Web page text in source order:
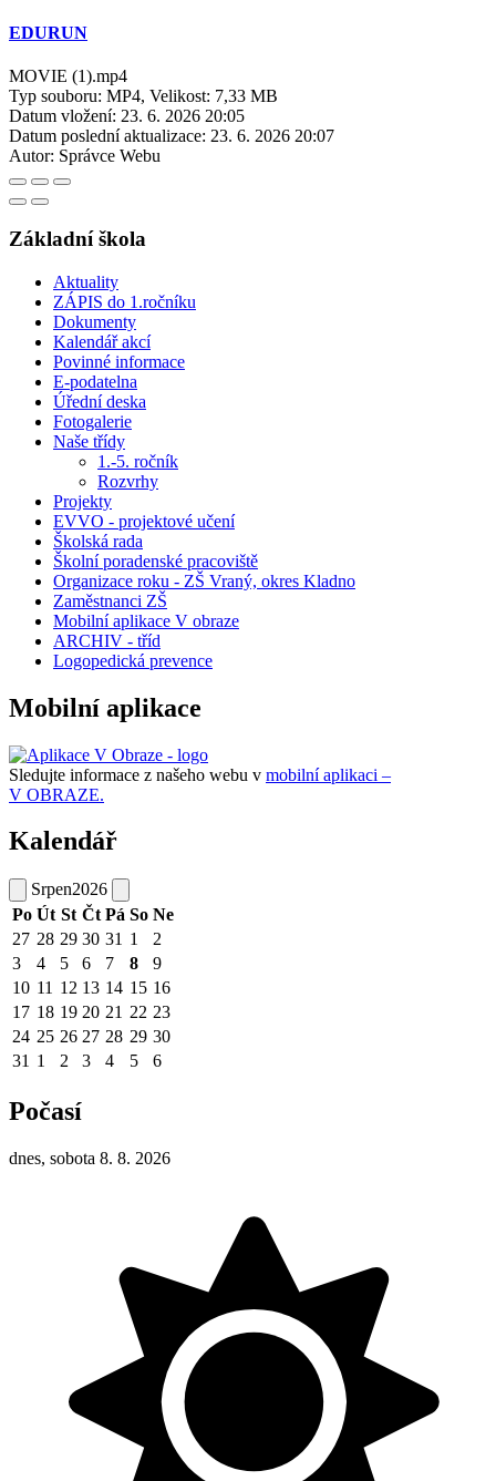
EDURUN
MOVIE (1).mp4
Typ souboru: MP4, Velikost: 7,33 MB
Datum vložení: 23. 6. 2026 20:05
Datum poslední aktualizace: 23. 6. 2026 20:07
Autor: Správce Webu
Základní škola
Aktuality
ZÁPIS do 1.ročníku
Dokumenty
Kalendář akcí
Povinné informace
E-podatelna
Úřední deska
Fotogalerie
Naše třídy
1.-5. ročník
Rozvrhy
Projekty
EVVO - projektové učení
Školská rada
Školní poradenské pracoviště
Organizace roku - ZŠ Vraný, okres Kladno
Zaměstnanci ZŠ
Mobilní aplikace V obraze
ARCHIV - tříd
Logopedická prevence
Mobilní aplikace
Sledujte informace z našeho webu v mobilní aplikaci –
V OBRAZE.
Kalendář
Srpen2026
Po Út St Čt Pá So Ne
27 28 29 30 31 1
2
3
4 5 6 7 8
9
10 11 12 13 14 15 16
17 18 19 20 21 22 23
24 25 26 27 28 29 30
31 1 2 3 4 5 6
Počasí
dnes, sobota 8. 8. 2026